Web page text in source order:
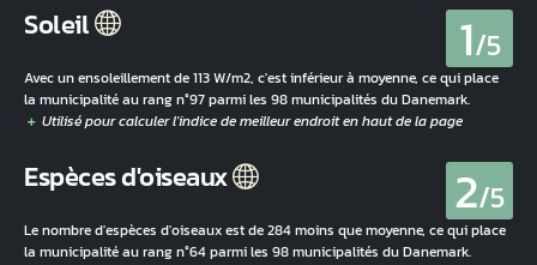
Soleil 1/5
Avec un ensoleillement de 113 W/m2, c'est inférieur à moyenne, ce qui place
la municipalité au rang n°97 parmi les 98 municipalités du Danemark.
Espèces d'oiseaux 2/5
Le nombre d'espèces d'oiseaux est de 284 moins que moyenne, ce qui place
la municipalité au rang n°64 parmi les 98 municipalités du Danemark.